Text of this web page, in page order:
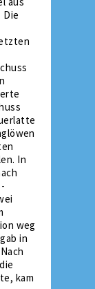
Die
In
weg
in
kam